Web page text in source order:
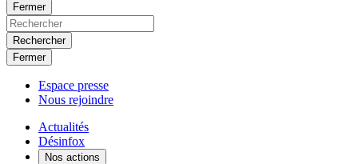
Fermer
Rechercher
Fermer
Espace presse
Nous rejoindre
Actualités
Désinfox
Nos actions